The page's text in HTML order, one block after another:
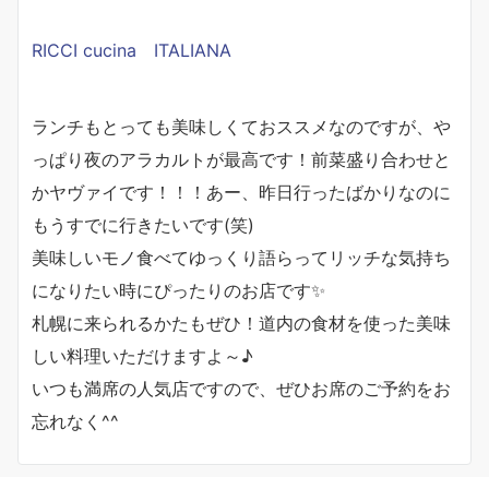
RICCI cucina ITALIANA
ランチもとっても美味しくておススメなのですが、や
っぱり夜のアラカルトが最高です！前菜盛り合わせと
かヤヴァイです！！！あー、昨日行ったばかりなのに
もうすでに行きたいです(笑)
美味しいモノ食べてゆっくり語らってリッチな気持ち
になりたい時にぴったりのお店です✨
札幌に来られるかたもぜひ！道内の食材を使った美味
しい料理いただけますよ～♪
いつも満席の人気店ですので、ぜひお席のご予約をお
忘れなく^^